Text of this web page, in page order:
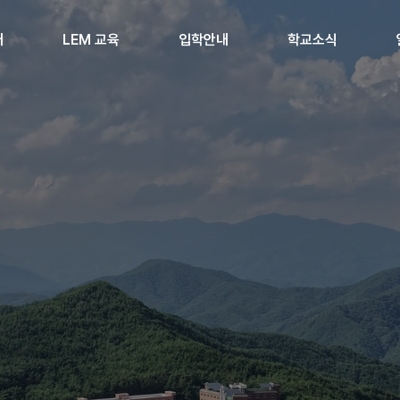
LEM 교육 입학안내 학교소식